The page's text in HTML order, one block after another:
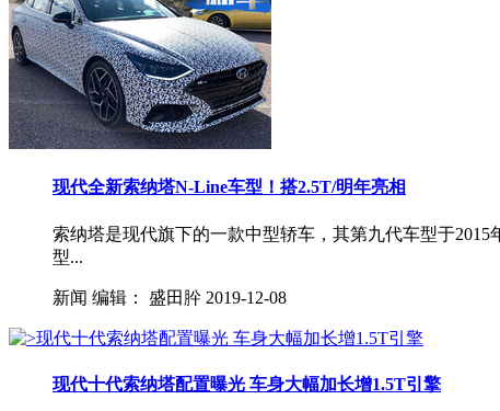
现代全新索纳塔N-Line车型！搭2.5T/明年亮相
索纳塔是现代旗下的一款中型轿车，其第九代车型于
型...
新闻 编辑： 盛田肸 2019-12-08
现代十代索纳塔配置曝光 车身大幅加长增1.5T引擎